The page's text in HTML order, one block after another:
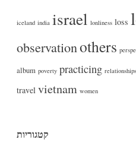
iceland india israel lonliness loss
observationothers
album poverty practicing relationships
travel vietnam women
קטגוריות